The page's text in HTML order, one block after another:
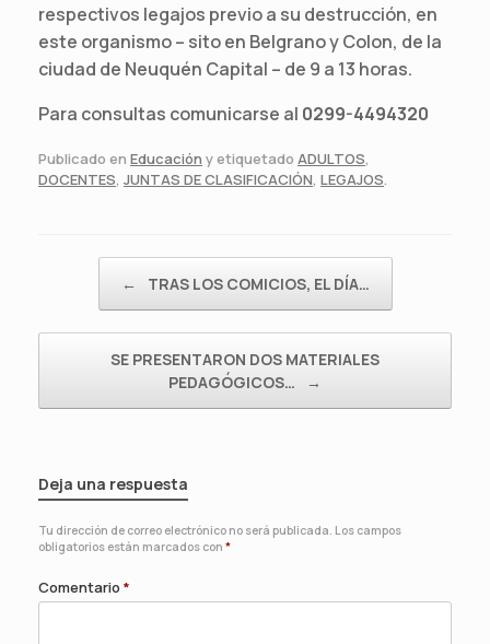
respectivos legajos previo a su destrucción, en
este organismo – sito en Belgrano y Colon, de la
ciudad de Neuquén Capital – de 9 a 13 horas.
Para consultas comunicarse al 0299-4494320
Publicado en Educación y etiquetado ADULTOS,
DOCENTES, JUNTAS DE CLASIFICACIÓN, LEGAJOS.
← TRAS LOS COMICIOS, EL DÍA…
SE PRESENTARON DOS MATERIALES
PEDAGÓGICOS…
→
Deja una respuesta
Tu dirección de correo electrónico no será publicada. Los campos
obligatorios están marcados con *
Comentario *